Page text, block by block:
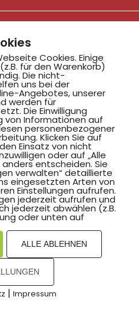
by PASSGEBER
Datenschutz
Hinweisgebersystem
Cookies. Einige
für den Warenkorb)
Die nicht-
uns bei der
Angebotes, unserer
werden für
Die Einwilligung
von Informationen auf
personenbezogener
Klicken Sie auf
Einsatz von nicht
oder auf „Alle
anders entscheiden. Sie
verwalten“ detaillierte
eingesetzten Arten von
Einstellungen aufrufen.
jederzeit aufrufen und
jederzeit abwählen (z.B.
oder unten auf
ALLE ABLEHNEN
| Impressum